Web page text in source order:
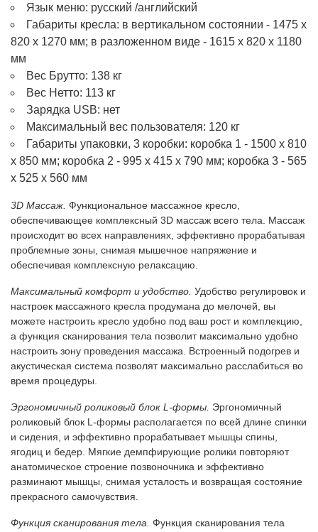
Язык меню: русский /английский
Габариты кресла: в вертикальном состоянии - 1475 х
820 х 1270 мм; в разложенном виде - 1615 х 820 х 1180
мм
Вес Брутто: 138 кг
Вес Нетто: 113 кг
Зарядка USB: нет
Максимальный вес пользователя: 120 кг
Габариты упаковки, 3 коробки: коробка 1 - 1500 х 810
х 850 мм; коробка 2 - 995 х 415 х 790 мм; коробка 3 - 565
х 525 х 560 мм
3D Mассаж. Функциональное массажное кресло,
обеспечивающее комплексный 3D массаж всего тела. Массаж
происходит во всех направлениях, эффективно прорабатывая
проблемные зоны, снимая мышечное напряжение и
обеспечивая комплексную релаксацию.
Максимальный комфорт и удобство. Удобство регулировок и
настроек массажного кресла продумана до мелочей, вы
можете настроить кресло удобно под ваш рост и комплекцию,
а функция сканирования тела позволит максимально удобно
настроить зону проведения массажа. Встроенный подогрев и
акустическая система позволят максимально расслабиться во
время процедуры.
Эргономичный роликовый блок L-формы. Эргономичный
роликовый блок L-формы располагается по всей длине спинки
и сидения, и эффективно прорабатывает мышцы спины,
ягодиц и бедер. Мягкие демпфирующие ролики повторяют
анатомическое строение позвоночника и эффективно
разминают мышцы, снимая усталость и возвращая состояние
прекрасного самочувствия.
Функция сканирования тела. Функция сканирования тела